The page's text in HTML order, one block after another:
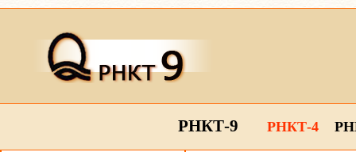
РНКТ-9 РНКТ-4